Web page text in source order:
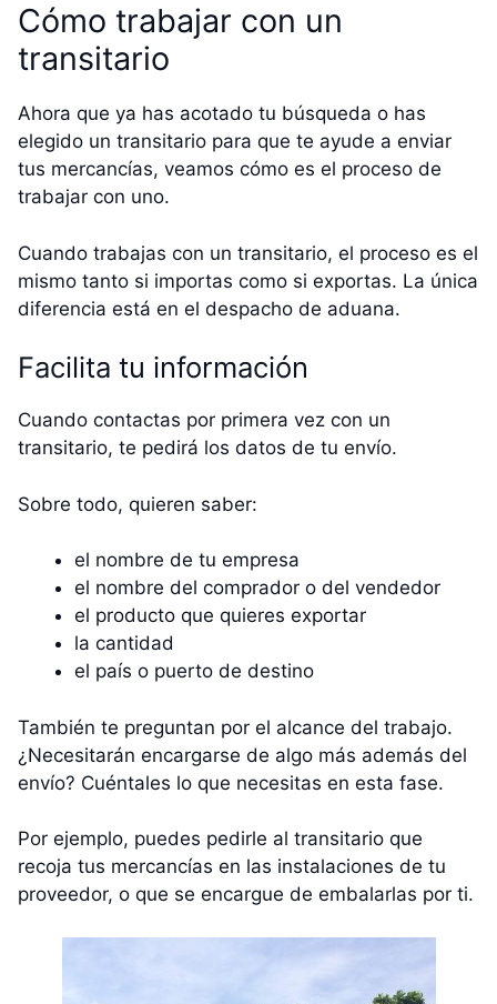
Cómo trabajar con un
transitario
Ahora que ya has acotado tu búsqueda o has
elegido un transitario para que te ayude a enviar
tus mercancías, veamos cómo es el proceso de
trabajar con uno.
Cuando trabajas con un transitario, el proceso es el
mismo tanto si importas como si exportas. La única
diferencia está en el despacho de aduana.
Facilita tu información
Cuando contactas por primera vez con un
transitario, te pedirá los datos de tu envío.
Sobre todo, quieren saber:
el nombre de tu empresa
el nombre del comprador o del vendedor
el producto que quieres exportar
la cantidad
el país o puerto de destino
También te preguntan por el alcance del trabajo.
¿Necesitarán encargarse de algo más además del
envío? Cuéntales lo que necesitas en esta fase.
Por ejemplo, puedes pedirle al transitario que
recoja tus mercancías en las instalaciones de tu
proveedor, o que se encargue de embalarlas por ti.